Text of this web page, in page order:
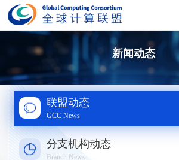
新闻动态
联盟动态
GCC News
分支机构动态
Branch News